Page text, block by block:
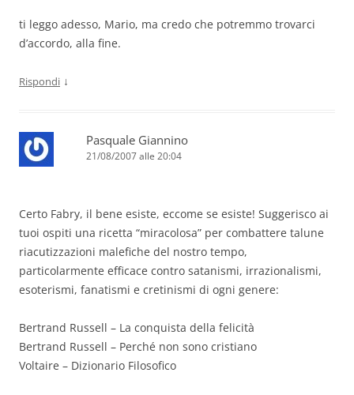
ti leggo adesso, Mario, ma credo che potremmo trovarci
d’accordo, alla fine.
Rispondi ↓
Pasquale Giannino
21/08/2007 alle 20:04
Certo Fabry, il bene esiste, eccome se esiste! Suggerisco ai
tuoi ospiti una ricetta “miracolosa” per combattere talune
riacutizzazioni malefiche del nostro tempo,
particolarmente efficace contro satanismi, irrazionalismi,
esoterismi, fanatismi e cretinismi di ogni genere:
Bertrand Russell – La conquista della felicità
Bertrand Russell – Perché non sono cristiano
Voltaire – Dizionario Filosofico